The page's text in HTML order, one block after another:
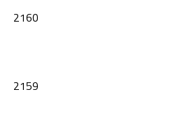
2160
2159